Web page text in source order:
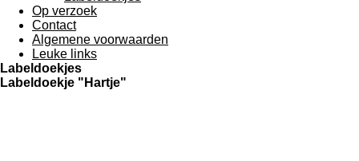
Op verzoek
Contact
Algemene voorwaarden
Leuke links
Labeldoekjes
Labeldoekje "Hartje"